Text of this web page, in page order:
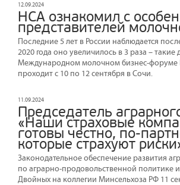
12.09.2024
НСА ознакомил с
представителей
Последние 5 лет в России наблюдается
2020 года оно увеличилось в 3 раза –
Международном молочном бизнес-форуме
проходит с 10 по 12 сентября в Сочи.
11.09.2024
Председатель
«Наши страховые
готовы честно, по-
которые страхуют
Законодательное обеспечение развития
по аграрно-продовольственной политике
Двойных на коллегии Минсельхоза РФ 11